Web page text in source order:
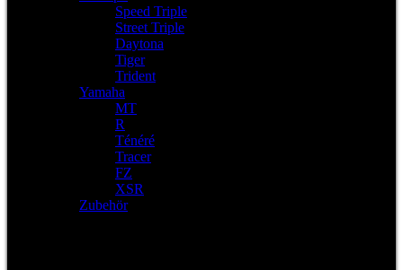
Speed Triple
Street Triple
Daytona
Tiger
Trident
Yamaha
MT
R
Ténéré
Tracer
FZ
XSR
Zubehör